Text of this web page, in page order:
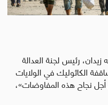
زيدان، رئيس لجنة العدالة
الكاثوليك في الولايات
نجاح هذه المفاوضات»،